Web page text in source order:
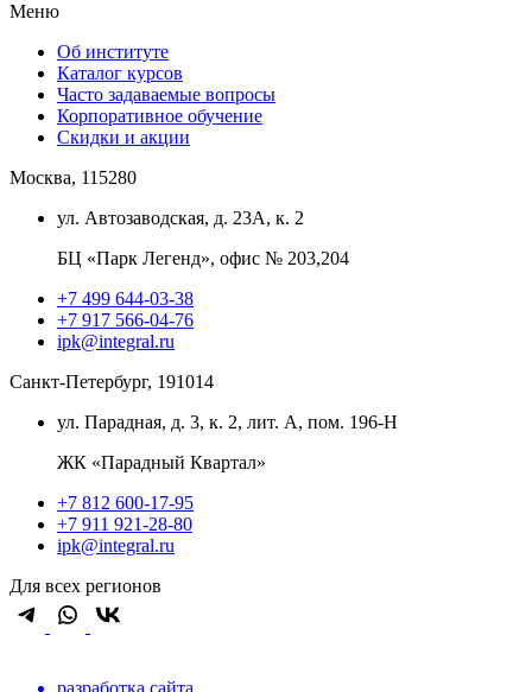
Меню
Об институте
Каталог курсов
Часто задаваемые вопросы
Корпоративное обучение
Скидки и акции
Москва, 115280
ул. Автозаводская, д. 23А, к. 2
БЦ «Парк Легенд», офис № 203,204
+7 499 644-03-38
+7 917 566-04-76
ipk@integral.ru
Санкт-Петербург, 191014
ул. Парадная, д. 3, к. 2, лит. А, пом. 196-Н
ЖК «Парадный Квартал»
+7 812 600-17-95
+7 911 921-28-80
ipk@integral.ru
Для всех регионов